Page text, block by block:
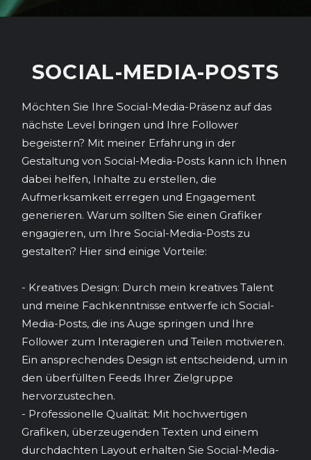
SOCIAL-MEDIA-POSTS
Möchten Sie Ihre Social-Media-Präsenz auf das
nächste Level bringen und Ihre Follower
begeistern? Mit meiner Erfahrung in der
Gestaltung von Social-Media-Posts kann ich Ihnen
dabei helfen, Inhalte zu erstellen, die
Aufmerksamkeit erregen und Engagement
generieren. Warum sollten Sie einen Grafiker
engagieren, um Ihre Social-Media-Posts zu
gestalten? Hier sind einige Vorteile:
- Kreatives Design: Durch mein kreatives Talent
und meine Fachkenntnisse entwerfe ich Social-
Media-Posts, die ins Auge springen und Ihre
Follower zum Interagieren und Teilen motivieren.
Ein ansprechendes Design ist entscheidend, um in
den überfüllten Feeds Ihrer Zielgruppe
hervorzustechen.
- Professionelle Qualität: Mit hochwertigen
Grafiken, überzeugenden Texten und einem
durchdachten Layout erhalten Sie Social-Media-